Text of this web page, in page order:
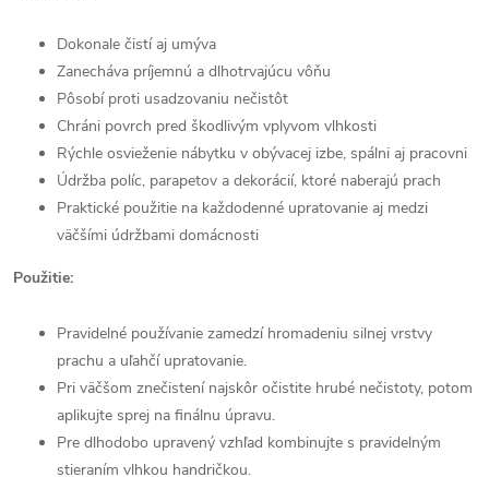
Dokonale čistí aj umýva
Zanecháva príjemnú a dlhotrvajúcu vôňu
Pôsobí proti usadzovaniu nečistôt
Chráni povrch pred škodlivým vplyvom vlhkosti
Rýchle osvieženie nábytku v obývacej izbe, spálni aj pracovni
Údržba políc, parapetov a dekorácií, ktoré naberajú prach
Praktické použitie na každodenné upratovanie aj medzi
väčšími údržbami domácnosti
Použitie:
Pravidelné používanie zamedzí hromadeniu silnej vrstvy
prachu a uľahčí upratovanie.
Pri väčšom znečistení najskôr očistite hrubé nečistoty, potom
aplikujte sprej na finálnu úpravu.
Pre dlhodobo upravený vzhľad kombinujte s pravidelným
stieraním vlhkou handričkou.